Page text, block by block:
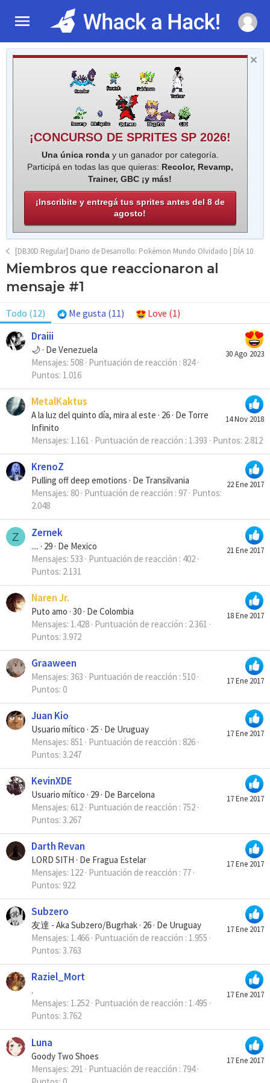
¡CONCURSO DE SPRITES SP 2026!
Una única ronday un ganador por categoría.
Participá en todas las que quieras: Recolor, Revamp,
Trainer, GBC ¡y más!
¡Inscribite y entregá tus sprites antes del 8 de
agosto!
[DB30D Regular] Diario de Desarrollo: Pokémon Mundo Olvidado | DÍA 10
Miembros que reaccionaron al
mensaje #1
Todo (12) Me gusta (11) Love (1)
30 Ago 2023
Draiii
🌙 · De Venezuela
Mensajes 508 Puntuación de reacción 824
Puntos 1.016
14 Nov 2018
MetalKaktus
A la luz del quinto día, mira al este · 26 · De Torre
Infinito
Mensajes 1.161 Puntuación de reacción 1.393 Puntos 2.812
22 Ene 2017
KrenoZ
Pulling off deep emotions · De Transilvania
Mensajes 80 Puntuación de reacción 97 Puntos
2.048
Z
21 Ene 2017
Zernek
.... · 29 · De Mexico
Mensajes 533 Puntuación de reacción 402
Puntos 2.131
18 Ene 2017
Naren Jr.
Puto amo · 30 · De Colombia
Mensajes 1.428 Puntuación de reacción 2.361
Puntos 3.972
17 Ene 2017
Graaween
Mensajes 363 Puntuación de reacción 510
Puntos 0
17 Ene 2017
Juan Kio
Usuario mítico · 25 · De Uruguay
Mensajes 851 Puntuación de reacción 826
Puntos 3.247
17 Ene 2017
KevinXDE
Usuario mítico · 29 · De Barcelona
Mensajes 612 Puntuación de reacción 752
Puntos 3.267
17 Ene 2017
Darth Revan
LORD SITH · De Fragua Estelar
Mensajes 122 Puntuación de reacción 77
Puntos 922
17 Ene 2017
Subzero
友達 - Aka Subzero/Bugrhak · 26 · De Uruguay
Mensajes 1.466 Puntuación de reacción 1.955
Puntos 3.763
17 Ene 2017
Raziel_Mort
.
Mensajes 1.252 Puntuación de reacción 1.495
Puntos 3.762
17 Ene 2017
Luna
Goody Two Shoes
Mensajes 291 Puntuación de reacción 794